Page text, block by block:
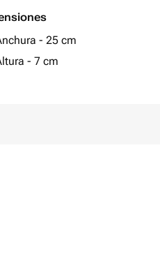
- 25 cm
- 7 cm